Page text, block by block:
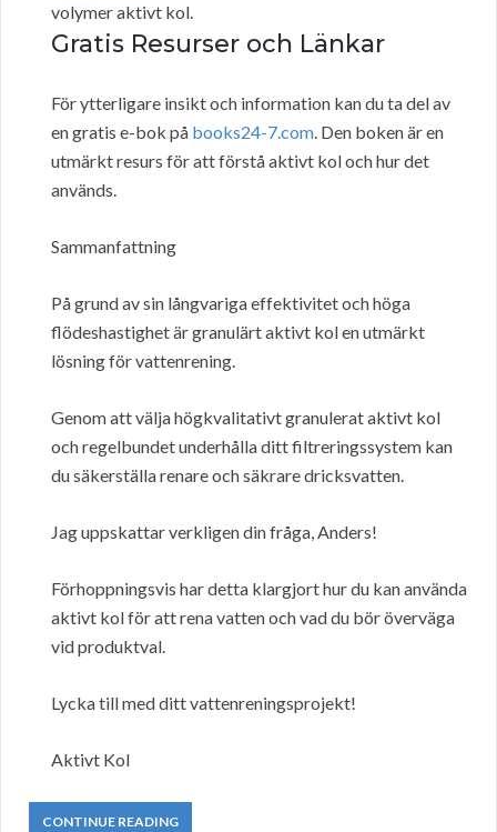
volymer aktivt kol.
Gratis Resurser och Länkar
För ytterligare insikt och information kan du ta del av
en gratis e-bok på books24-7.com. Den boken är en
utmärkt resurs för att förstå aktivt kol och hur det
används.
Sammanfattning
På grund av sin långvariga effektivitet och höga
flödeshastighet är granulärt aktivt kol en utmärkt
lösning för vattenrening.
Genom att välja högkvalitativt granulerat aktivt kol
och regelbundet underhålla ditt filtreringssystem kan
du säkerställa renare och säkrare dricksvatten.
Jag uppskattar verkligen din fråga, Anders!
Förhoppningsvis har detta klargjort hur du kan använda
aktivt kol för att rena vatten och vad du bör överväga
vid produktval.
Lycka till med ditt vattenreningsprojekt!
Aktivt Kol
CONTINUE READING